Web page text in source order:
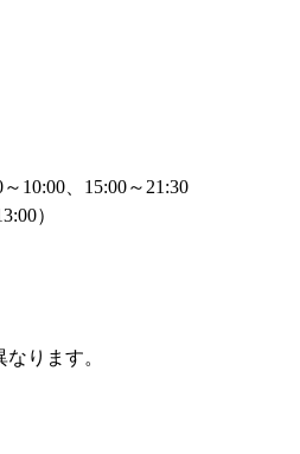
10:00、15:00～21:30
）
ります。